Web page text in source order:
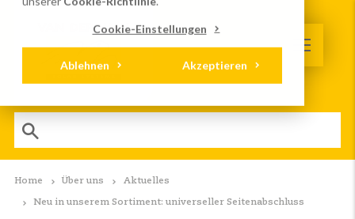
Cookie-Einstellungen
Akzeptieren
Ablehnen
Home Über uns Aktuelles
Neu in unserem Sortiment: universeller Seitenabschluss